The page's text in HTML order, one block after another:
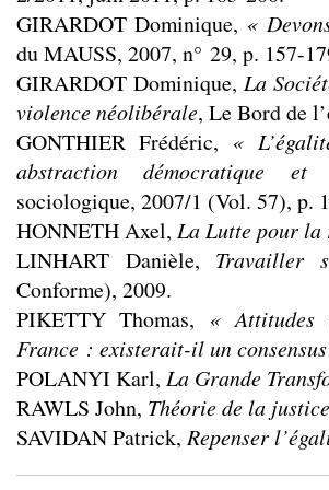
GIRARDOT Dominique, «
du MAUSS, 2007, n° 29, p. 157-
GIRARDOT Dominique,La
violence néolibérale, Le Bord de
GONTHIER Frédéric, «
abstraction démocratique
sociologique, 2007/1 (Vol. 57), p.
HONNETH Axel, La Lutte pour la
LINHART Danièle, Travailler
Conforme), 2009.
PIKETTY Thomas,
« Attitudes
France : existerait-il un
POLANYI Karl, La Grande
RAWLS John, Théorie de la justice
SAVIDAN Patrick, Repenser